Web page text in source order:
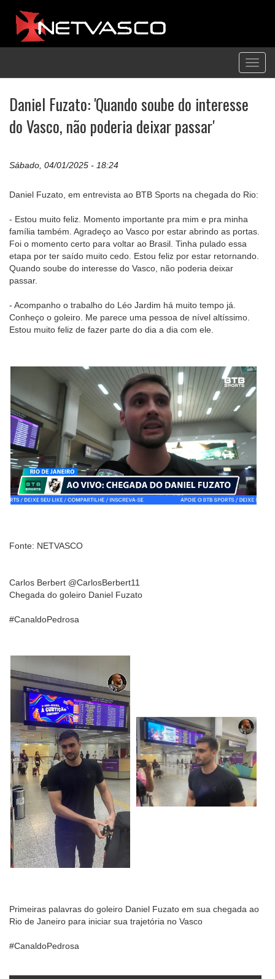
Daniel Fuzato: 'Quando soube do interesse
do Vasco, não poderia deixar passar'
Sábado, 04/01/2025 - 18:24
Daniel Fuzato, em entrevista ao BTB Sports na chegada do Rio:
- Estou muito feliz. Momento importante pra mim e pra minha
família também. Agradeço ao Vasco por estar abrindo as portas.
Foi o momento certo para voltar ao Brasil. Tinha pulado essa
etapa por ter saído muito cedo. Estou feliz por estar retornando.
Quando soube do interesse do Vasco, não poderia deixar
passar.
- Acompanho o trabalho do Léo Jardim há muito tempo já.
Conheço o goleiro. Me parece uma pessoa de nível altíssimo.
Estou muito feliz de fazer parte do dia a dia com ele.
Fonte: NETVASCO
Carlos Berbert @CarlosBerbert11
Chegada do goleiro Daniel Fuzato
#CanaldoPedrosa
Primeiras palavras do goleiro Daniel Fuzato em sua chegada ao
Rio de Janeiro para iniciar sua trajetória no Vasco
#CanaldoPedrosa